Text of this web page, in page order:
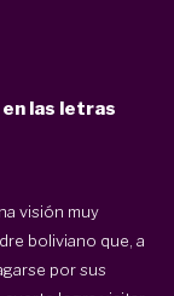
las letras
visión muy
boliviano que, a
por sus